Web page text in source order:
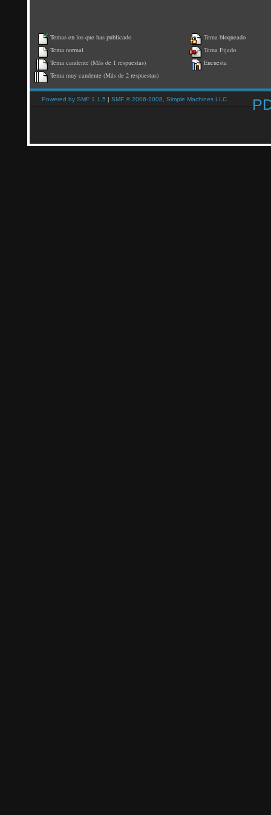
Temas en los que has publicado
Tema normal
Tema candente (Más de 1 respuestas)
Tema muy candente (Más de 2 respuestas)
Tema bloqueado
Tema Fijado
Encuesta
Powered by SMF 1.1.5 | SMF © 2006-2008, Simple Machines LLC